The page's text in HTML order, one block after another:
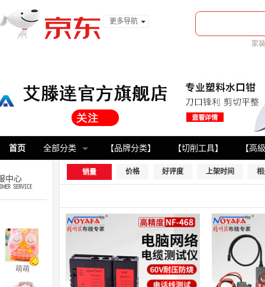
更多导航
家
首页 全部分类 【品牌分类】 【切削工具】 【高
萌萌
销量 价格 好评度 上架时间